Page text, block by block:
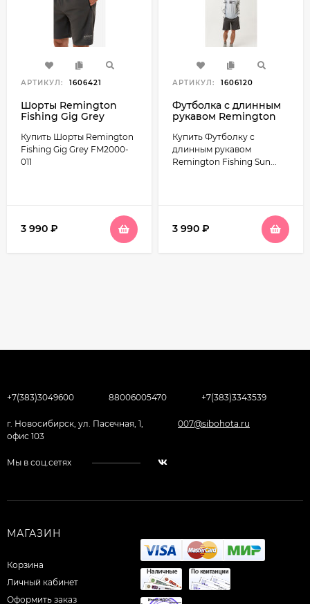
АРТИКУЛ: 1606421
Шорты Remington
Fishing Gig Grey
Купить Шорты Remington
Fishing Gig Grey FM2000-
011
3 990 ₽
АРТИКУЛ: 1606120
Футболка с длинным
рукавом Remington
Mosquito Protection
Style 5 FM2001-111
Купить Футболку с
длинным рукавом
Remington Fishing Sun...
3 990 ₽
+7(383)3049600 88006005470 +7(383)3343539
г. Новосибирск, ул. Пасечная, 1,
офис 103
007@sibohota.ru
Мы в соц.сетях
МАГАЗИН
Корзина
Личный кабинет
Оформить заказ